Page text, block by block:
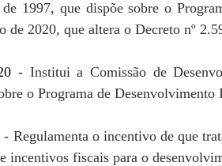
1997, que dispõe sobre o
de 2020, que altera o Decreto nº
- Institui a Comissão de
o Programa de
- Regulamenta o incentivo de que
incentivos fiscais para o